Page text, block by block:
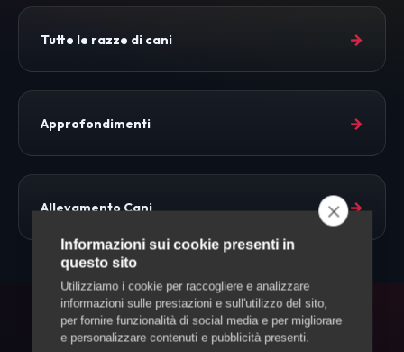
Tutte le razze di cani →
Approfondimenti →
Allevamento Cani →
FAQ
Informazioni sui cookie presenti in
questo sito
Utilizziamo i cookie per raccogliere e analizzare
informazioni sulle prestazioni e sull'utilizzo del sito,
per fornire funzionalità di social media e per migliorare
e personalizzare contenuti e pubblicità presenti.